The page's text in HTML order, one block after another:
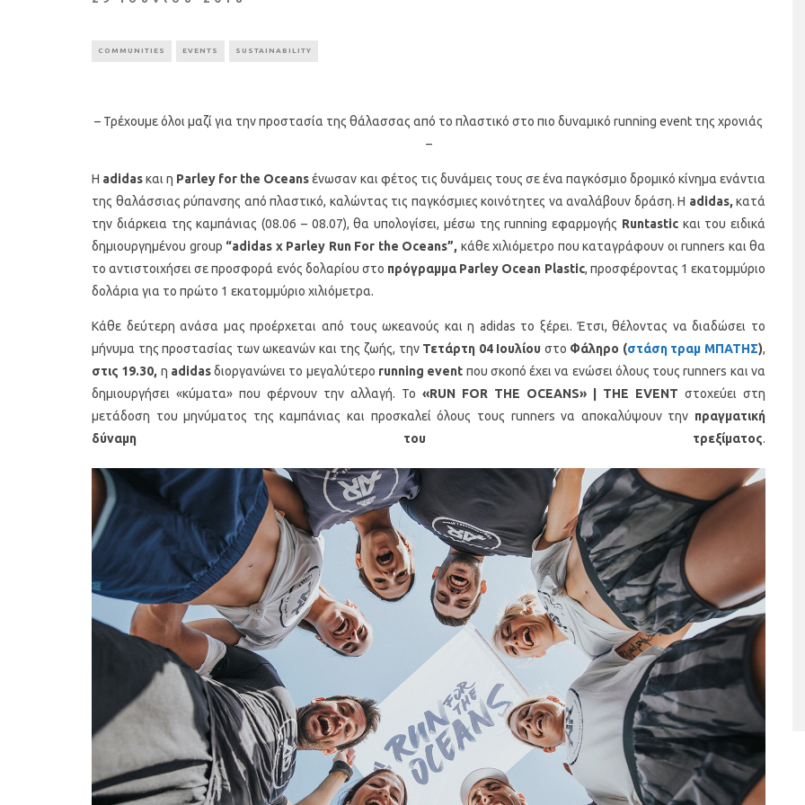
COMMUNITIES EVENTS SUSTAINABILITY
– Τρέχουμε όλοι μαζί για την προστασία της θάλασσας από το πλαστικό στο πιο δυναμικό running event της χρονιάς
–
Η adidasκαι η Parley for the Oceansένωσαν και φέτος τις δυνάμεις τους σε ένα παγκόσμιο δρομικό κίνημα ενάντια
της θαλάσσιας ρύπανσης από πλαστικό, καλώντας τις παγκόσμιες κοινότητες να αναλάβουν δράση. Η adidas, κατά
την διάρκεια της καμπάνιας (08.06 – 08.07), θα υπολογίσει, μέσω της running εφαρμογής Runtastic και του ειδικά
δημιουργημένου group “adidas x Parley Run For the Oceans”, κάθε χιλιόμετρο που καταγράφουν οι runners και θα
το αντιστοιχήσει σε προσφορά ενός δολαρίου στο πρόγραμμα Parley Ocean Plastic, προσφέροντας 1 εκατομμύριο
δολάρια για το πρώτο 1 εκατομμύριο χιλιόμετρα.
Κάθε δεύτερη ανάσα μας προέρχεται από τους ωκεανούς και η adidas το ξέρει. Έτσι, θέλοντας να διαδώσει το
μήνυμα της προστασίας των ωκεανών και της ζωής, την Τετάρτη 04 Ιουλίου στο Φάληρο (στάση τραμ ΜΠΑΤΗΣ),
στις 19.30, η adidasδιοργανώνει το μεγαλύτερο running event που σκοπό έχει να ενώσει όλους τους runners και να
δημιουργήσει «κύματα» που φέρνουν την αλλαγή. Το «RUN FOR THE OCEANS» | THE EVENT στοχεύει στη
μετάδοση του μηνύματος της καμπάνιας και προσκαλεί όλους τους runners να αποκαλύψουν την πραγματική
δύναμη του τρεξίματος.
Οι 4 πιο λαχταριστές βελουτέ
σούπες για τον χειμώνα
5 γρήγορα και υγιεινά σνακ Banana Coconut Popsicles